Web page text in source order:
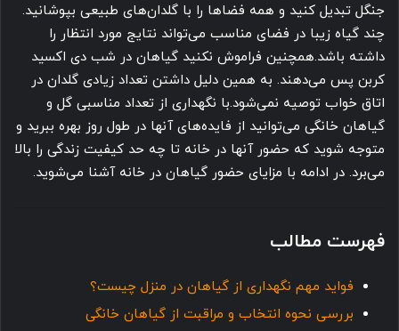
جنگل تبدیل کنید و همه فضاها را با گلدان‌های طبیعی بپوشانید.
چند گیاه زیبا در فضای مناسب می‌تواند نتایج مورد انتظار را
داشته باشد.همچنین فراموش نکنید گیاهان در شب دی اکسید
کربن پس می‌دهند. به همین دلیل داشتن تعداد زیادی گلدان در
اتاق خواب توصیه نمی‌شود.با نگهداری از تعداد مناسبی گل و
گیاهان خانگی می‌توانید از فایده‌های آنها در طول روز بهره ببرید و
متوجه شوید که حضور آنها در خانه تا چه حد کیفیت زندگی را بالا
می‌برد. در ادامه با مزایای حضور گیاهان در خانه آشنا می‌شوید.
فهرست مطالب
فواید مهم نگهداری از گیاهان در منزل چیست؟
بررسی نحوه انتخاب و مراقبت از گیاهان خانگی